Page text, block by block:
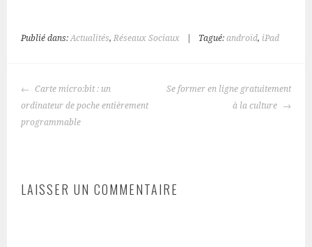
Publié dans:Actualités,Réseaux Sociaux Tagué:androïd, iPad
NAVIGATION
DES
ARTICLES
Carte micro:bit : un
ordinateur de poche entièrement
programmable
Se former en ligne gratuitement
à la culture
LAISSER UN COMMENTAIRE